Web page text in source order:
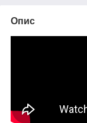
Опис